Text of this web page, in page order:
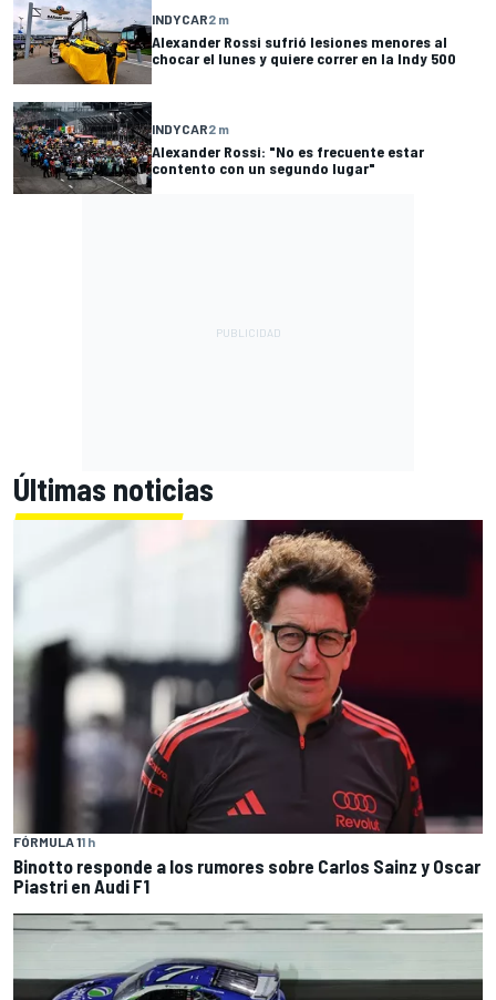
INDYCAR2 m
Alexander Rossi sufrió lesiones menores al
chocar el lunes y quiere correr en la Indy 500
INDYCAR2 m
Alexander Rossi: "No es frecuente estar
contento con un segundo lugar"
Últimas noticias
FÓRMULA 11 h
Binotto responde a los rumores sobre Carlos Sainz y Oscar
Piastri en Audi F1